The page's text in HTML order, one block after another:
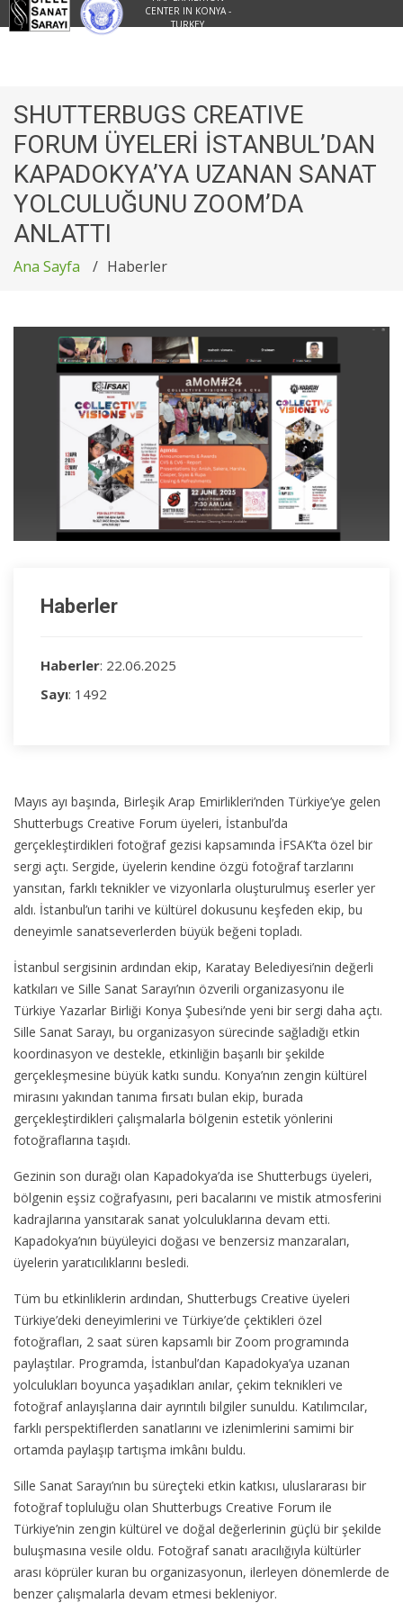
CENTER IN KONYA -
TURKEY
SHUTTERBUGS CREATIVE
FORUM ÜYELERİ İSTANBUL’DAN
KAPADOKYA’YA UZANAN SANAT
YOLCULUĞUNU ZOOM’DA
ANLATTI
Ana Sayfa Haberler
Haberler
Haberler: 22.06.2025
Sayı: 1492
Mayıs ayı başında, Birleşik Arap Emirlikleri’nden Türkiye’ye gelen
Shutterbugs Creative Forum üyeleri, İstanbul’da
gerçekleştirdikleri fotoğraf gezisi kapsamında İFSAK’ta özel bir
sergi açtı. Sergide, üyelerin kendine özgü fotoğraf tarzlarını
yansıtan, farklı teknikler ve vizyonlarla oluşturulmuş eserler yer
aldı. İstanbul’un tarihi ve kültürel dokusunu keşfeden ekip, bu
deneyimle sanatseverlerden büyük beğeni topladı.
İstanbul sergisinin ardından ekip, Karatay Belediyesi’nin değerli
katkıları ve Sille Sanat Sarayı’nın özverili organizasyonu ile
Türkiye Yazarlar Birliği Konya Şubesi’nde yeni bir sergi daha açtı.
Sille Sanat Sarayı, bu organizasyon sürecinde sağladığı etkin
koordinasyon ve destekle, etkinliğin başarılı bir şekilde
gerçekleşmesine büyük katkı sundu. Konya’nın zengin kültürel
mirasını yakından tanıma fırsatı bulan ekip, burada
gerçekleştirdikleri çalışmalarla bölgenin estetik yönlerini
fotoğraflarına taşıdı.
Gezinin son durağı olan Kapadokya’da ise Shutterbugs üyeleri,
bölgenin eşsiz coğrafyasını, peri bacalarını ve mistik atmosferini
kadrajlarına yansıtarak sanat yolculuklarına devam etti.
Kapadokya’nın büyüleyici doğası ve benzersiz manzaraları,
üyelerin yaratıcılıklarını besledi.
Tüm bu etkinliklerin ardından, Shutterbugs Creative üyeleri
Türkiye’deki deneyimlerini ve Türkiye’de çektikleri özel
fotoğrafları, 2 saat süren kapsamlı bir Zoom programında
paylaştılar. Programda, İstanbul’dan Kapadokya’ya uzanan
yolculukları boyunca yaşadıkları anılar, çekim teknikleri ve
fotoğraf anlayışlarına dair ayrıntılı bilgiler sunuldu. Katılımcılar,
farklı perspektiflerden sanatlarını ve izlenimlerini samimi bir
ortamda paylaşıp tartışma imkânı buldu.
Sille Sanat Sarayı’nın bu süreçteki etkin katkısı, uluslararası bir
fotoğraf topluluğu olan Shutterbugs Creative Forum ile
Türkiye’nin zengin kültürel ve doğal değerlerinin güçlü bir şekilde
buluşmasına vesile oldu. Fotoğraf sanatı aracılığıyla kültürler
arası köprüler kuran bu organizasyonun, ilerleyen dönemlerde de
benzer çalışmalarla devam etmesi bekleniyor.